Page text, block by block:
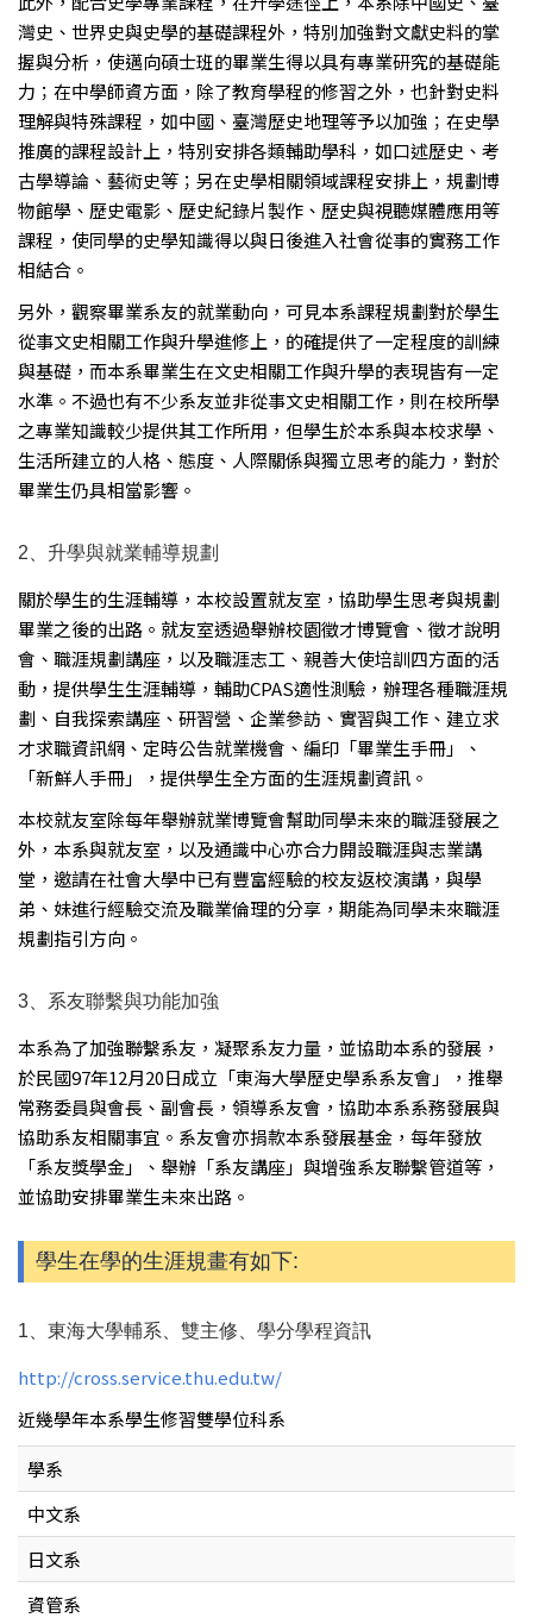
灣史、世界史與史學的基礎課程外，特別加強對文獻史料的掌
握與分析，使邁向碩士班的畢業生得以具有專業研究的基礎能
力；在中學師資方面，除了教育學程的修習之外，也針對史料
理解與特殊課程，如中國、臺灣歷史地理等予以加強；在史學
推廣的課程設計上，特別安排各類輔助學科，如口述歷史、考
古學導論、藝術史等；另在史學相關領域課程安排上，規劃博
物館學、歷史電影、歷史紀錄片製作、歷史與視聽媒體應用等
課程，使同學的史學知識得以與日後進入社會從事的實務工作
相結合。
另外，觀察畢業系友的就業動向，可見本系課程規劃對於學生
從事文史相關工作與升學進修上，的確提供了一定程度的訓練
與基礎，而本系畢業生在文史相關工作與升學的表現皆有一定
水準。不過也有不少系友並非從事文史相關工作，則在校所學
之專業知識較少提供其工作所用，但學生於本系與本校求學、
生活所建立的人格、態度、人際關係與獨立思考的能力，對於
畢業生仍具相當影響。
2、升學與就業輔導規劃
關於學生的生涯輔導，本校設置就友室，協助學生思考與規劃
畢業之後的出路。就友室透過舉辦校園徵才博覽會、徵才說明
會、職涯規劃講座，以及職涯志工、親善大使培訓四方面的活
動，提供學生生涯輔導，輔助CPAS適性測驗，辦理各種職涯規
劃、自我探索講座、研習營、企業參訪、實習與工作、建立求
才求職資訊網、定時公告就業機會、編印「畢業生手冊」、
「新鮮人手冊」，提供學生全方面的生涯規劃資訊。
本校就友室除每年舉辦就業博覽會幫助同學未來的職涯發展之
外，本系與就友室，以及通識中心亦合力開設職涯與志業講
堂，邀請在社會大學中已有豐富經驗的校友返校演講，與學
弟、妹進行經驗交流及職業倫理的分享，期能為同學未來職涯
規劃指引方向。
3、系友聯繫與功能加強
本系為了加強聯繫系友，凝聚系友力量，並協助本系的發展，
於民國97年12月20日成立「東海大學歷史學系系友會」，推舉
常務委員與會長、副會長，領導系友會，協助本系系務發展與
協助系友相關事宜。系友會亦捐款本系發展基金，每年發放
「系友獎學金」、舉辦「系友講座」與增強系友聯繫管道等，
並協助安排畢業生未來出路。
學生在學的生涯規畫有如下:
1、東海大學輔系、雙主修、學分學程資訊
http://cross.service.thu.edu.tw/
近幾學年本系學生修習雙學位科系
學系
中文系
日文系
資管系